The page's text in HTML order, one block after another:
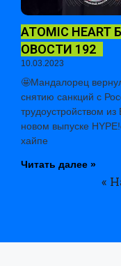
ATOMIC
ОВОСТИ 192
10.03.2023
🤩Мандалорец
снятию санкций с
трудоустройством
новом выпуске
хайпе
Читать далее »
«